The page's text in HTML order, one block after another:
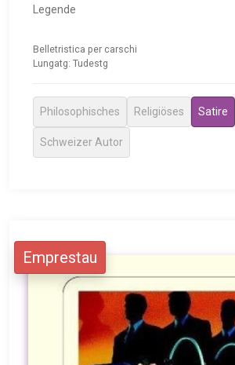
Legende
Belletristica per carschi
Lungatg: Tudestg
Philosophisches Religiöses Satire
Schweizer Autor
Emprestau